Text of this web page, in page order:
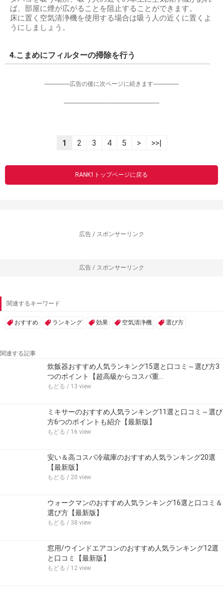
ば、部屋に煙が広がることを阻止することができます。
床に置く空気清浄機を使用する場合は吸う人の近くに置くよ
うにしましょう。
4.こまめにフィルターの掃除を行う
-----------------広告の後に次ページに続きます-----------------
----------------------------------------------------------------
1 2 3 4 5 > >>|
RANK1トップページに戻る
広告 / スポンサーリンク
広告 / スポンサーリンク
関連するキーワード
おすすめ ランキング 効果 空気清浄機 選び方
関連する記事
炊飯器おすすめ人気ランキング15選と口コミ～選び方3
つのポイント【超高級からコスパ重…
もどる / 13 view
ミキサーのおすすめ人気ランキング11選と口コミ～選び
方6つのポイントも紹介【最新版】
もどる / 16 view
安い＆高コスパ冷蔵庫のおすすめ人気ランキング20選
【最新版】
もどる / 20 view
ウォークマンのおすすめ人気ランキング16選と口コミ＆
選び方【最新版】
もどる / 38 view
窓用/ウインドエアコンのおすすめ人気ランキング12選
と口コミ【最新版】
もどる / 12 view